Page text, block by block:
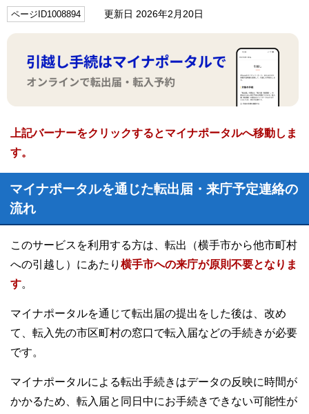
ページID1008894 更新日 2026年2月20日
上記バーナーをクリックするとマイナポータルへ移動しま
す。
マイナポータルを通じた転出届・来庁予定連絡の
流れ
このサービスを利用する方は、転出（横手市から他市町村
への引越し）にあたり 横手市への来庁が原則不要となりま
す。
マイナポータルを通じて転出届の提出をした後は、改め
て、転入先の市区町村の窓口で転入届などの手続きが必要
です。
マイナポータルによる転出手続きはデータの反映に時間が
かかるため、転入届と同日中にお手続きできない可能性が